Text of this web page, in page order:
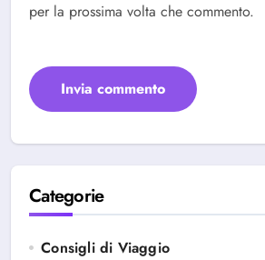
per la prossima volta che commento.
Categorie
Consigli di Viaggio